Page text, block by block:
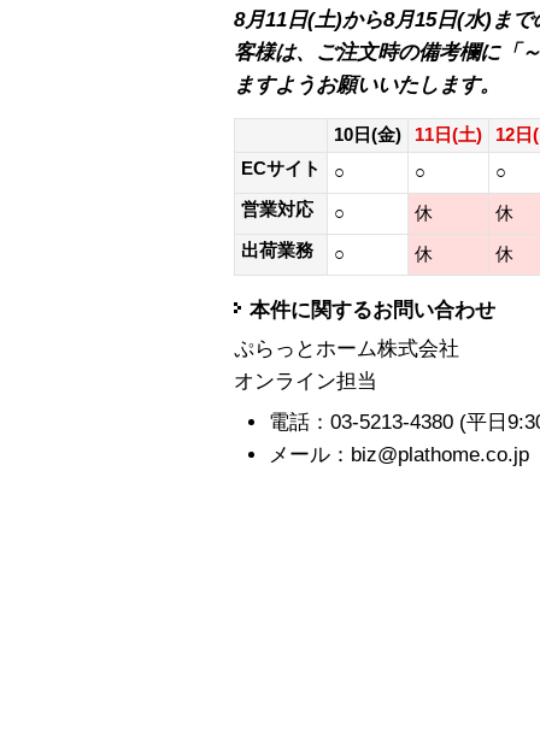
8月11日(土)から8月15日(水)ま
客様は、ご注文時の備考欄に「
ますようお願いいたします。
10日(金) 11日(土)
12日
ECサイト
○ ○
○
営業対応
○ 休
休
出荷業務
○ 休 休
本件に関するお問い合わせ
ぷらっとホーム株式会社
オンライン担当
電話：03-5213-4380 (平日
メール：biz@plathome.co.jp